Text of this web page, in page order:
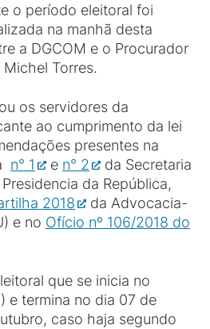
o período eleitoral foi
na manhã desta
a DGCOM e o Procurador
Torres.
os servidores da
ao cumprimento da lei
presentes na
n° 1 e n° 2
da Secretaria
da República,
2018
da Advocacia-
e no Ofício nº 106/2018 do
que se inicia no
e termina no dia 07 de
caso haja segundo